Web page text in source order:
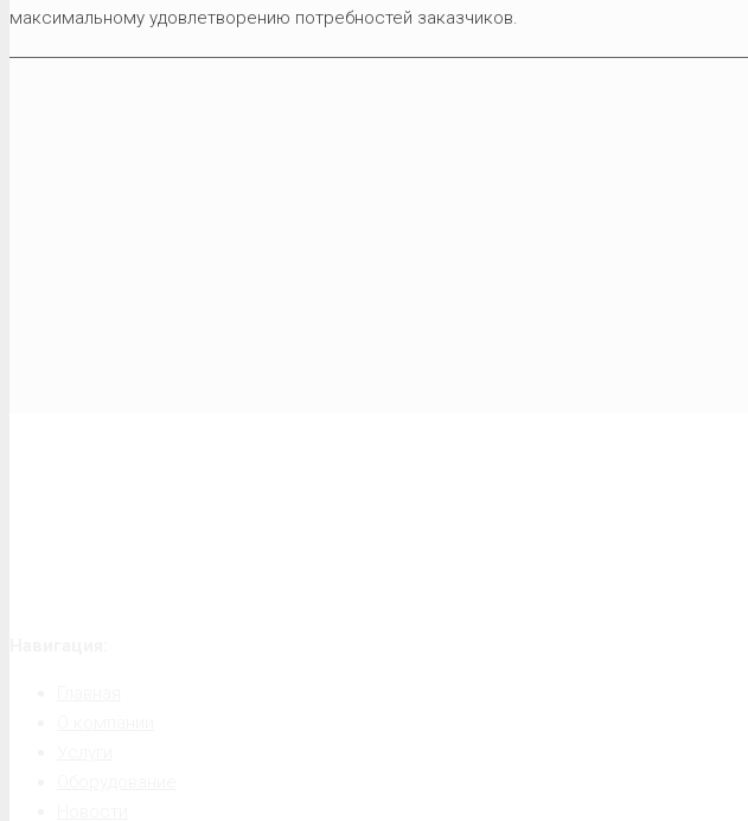
максимальному удовлетворению потребностей заказчиков.